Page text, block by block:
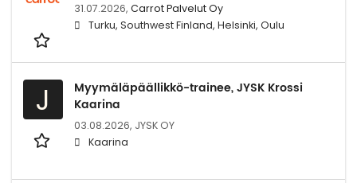
31.07.2026, Carrot Palvelut Oy
Turku, Southwest Finland, Helsinki, Oulu
J
Myymäläpäällikkö-trainee, JYSK Krossi
Kaarina
03.08.2026, JYSK OY
Kaarina